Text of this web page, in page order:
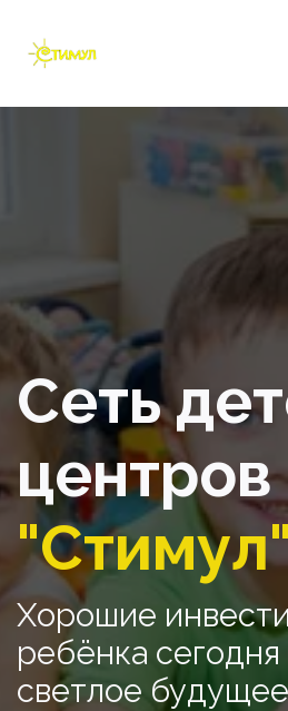
Сеть
центров
Хорошие
ребёнка
светлое